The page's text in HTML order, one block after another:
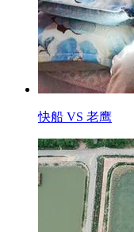
快船 VS 老鹰